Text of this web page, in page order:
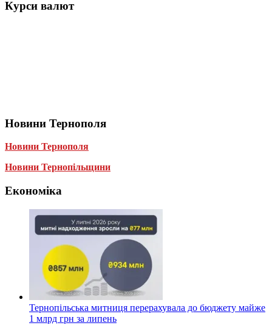
Курси валют
Новини Тернополя
Новини Тернополя
Новини Тернопільщини
Економіка
Тернопільська митниця перерахувала до бюджету майже
1 млрд грн за липень